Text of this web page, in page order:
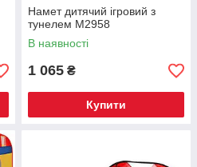
Намет дитячий ігровий з
тунелем М2958
В наявності
1 065 ₴
Купити